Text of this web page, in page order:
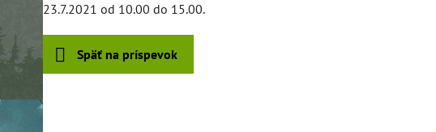
23.7.2021 od 10.00 do 15.00.
Späť na príspevok